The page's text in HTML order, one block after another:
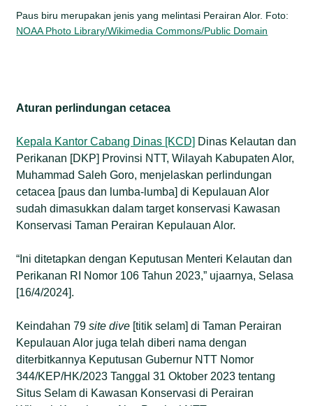
Paus biru merupakan jenis yang melintasi Perairan Alor. Foto:
NOAA Photo Library/Wikimedia Commons/Public Domain
Aturan perlindungancetacea
Kepala Kantor Cabang Dinas [KCD] Dinas Kelautan dan
Perikanan [DKP] Provinsi NTT, Wilayah Kabupaten Alor,
Muhammad Saleh Goro, menjelaskan perlindungan
cetacea [paus dan lumba-lumba] di Kepulauan Alor
sudah dimasukkan dalam target konservasi Kawasan
Konservasi Taman Perairan Kepulauan Alor.
“Ini ditetapkan dengan Keputusan Menteri Kelautan dan
Perikanan RI Nomor 106 Tahun 2023,” ujaarnya, Selasa
[16/4/2024].
Keindahan 79site dive [titik selam] di Taman Perairan
Kepulauan Alor juga telah diberi nama dengan
diterbitkannya Keputusan Gubernur NTT Nomor
344/KEP/HK/2023 Tanggal 31 Oktober 2023 tentang
Situs Selam di Kawasan Konservasi di Perairan